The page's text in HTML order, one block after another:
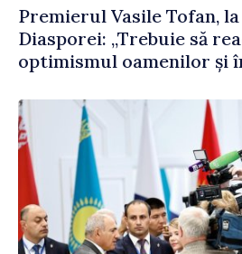
Premierul Vasile Tofan,
Diasporei: „Trebuie să
optimismul oamenilor și
corectă”